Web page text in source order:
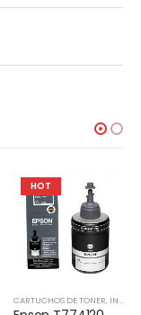
HOT
CARTUCHOS DE TONER, INSUMOS IMPRESORAS